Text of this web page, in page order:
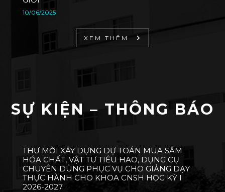
10/06/2025
XEM THÊM
SỰ KIỆN – THÔNG BÁO
THƯ MỜI XÂY DỰNG DỰ TOÁN MUA SẮM
HÓA CHẤT, VẬT TƯ TIÊU HAO, DỤNG CỤ
CHUYÊN DÙNG PHỤC VỤ CHO GIẢNG DẠY
THỰC HÀNH CHO KHOA CNSH HỌC KỲ I
2026-2027